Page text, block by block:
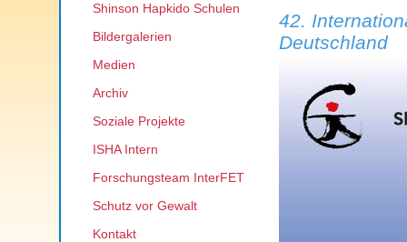
Shinson Hapkido Schulen
Bildergalerien
Medien
Archiv
Soziale Projekte
ISHA Intern
Forschungsteam InterFET
Schutz vor Gewalt
Kontakt
42.
Deutschland